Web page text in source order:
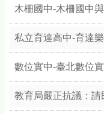
木柵國中-木柵國中
教育局嚴正抗議：